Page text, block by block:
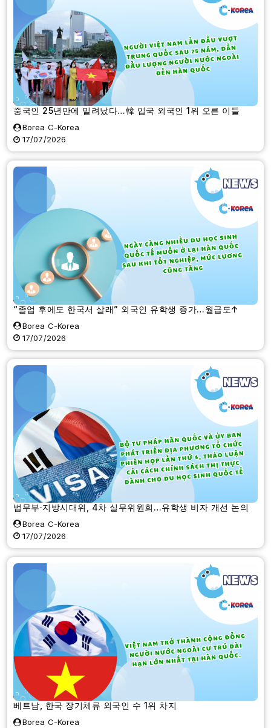
중국인 25년만에 밀려났다…韓 입국 외국인 1위 오른 이들
Borea C-Korea
17/07/2026
“졸업 후에도 한국서 살래” 외국인 유학생 증가…월급도↑
Borea C-Korea
17/07/2026
법무부·지방시대위, 4차 실무위원회…유학생 비자 개선 논의
Borea C-Korea
17/07/2026
베트남, 한국 장기체류 외국인 수 1위 차지
Borea C-Korea